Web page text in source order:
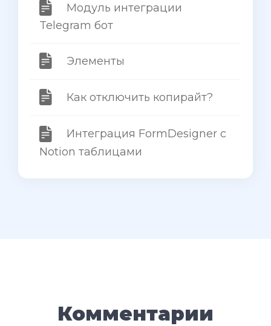
Модуль интеграции
Telegram бот
Элементы
Как отключить копирайт?
Интеграция FormDesigner с
Notion таблицами
Комментарии